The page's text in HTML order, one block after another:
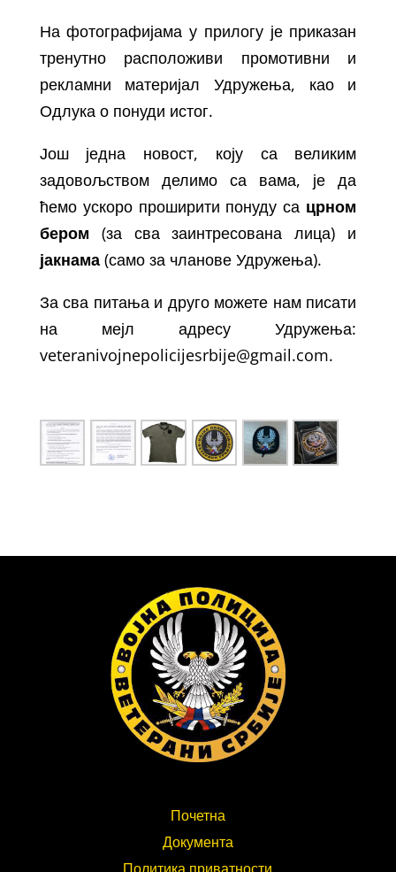
На фотографијама у прилогу је приказан
тренутно расположиви промотивни и
рекламни материјал Удружења, као и
Одлука о понуди истог.
Још једна новост, коју са великим
задовољством делимо са вама, је да
ћемо ускоро проширити понуду са црном
бером (за сва заинтресована лица) и
јакнама(само за чланове Удружења).
За сва питања и друго можете нам писати
на мејл адресу Удружења:
veteranivojnepolicijesrbije@gmail.com.
Почетна
Документа
Политика приватности